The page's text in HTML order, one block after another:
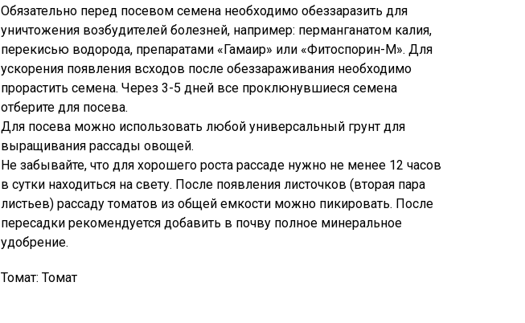
Обязательно перед посевом семена необходимо обеззаразить для
уничтожения возбудителей болезней, например: перманганатом калия,
перекисью водорода, препаратами «Гамаир» или «Фитоспорин-М». Для
ускорения появления всходов после обеззараживания необходимо
прорастить семена. Через 3-5 дней все проклюнувшиеся семена
отберите для посева.
Для посева можно использовать любой универсальный грунт для
выращивания рассады овощей.
Не забывайте, что для хорошего роста рассаде нужно не менее 12 часов
в сутки находиться на свету. После появления листочков (вторая пара
листьев) рассаду томатов из общей емкости можно пикировать. После
пересадки рекомендуется добавить в почву полное минеральное
удобрение.
Томат: Томат